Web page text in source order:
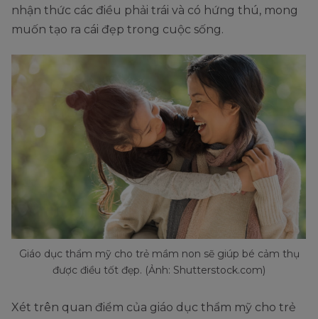
nhận thức các điều phải trái và có hứng thú, mong
muốn tạo ra cái đẹp trong cuộc sống.
Giáo dục thẩm mỹ cho trẻ mầm non sẽ giúp bé cảm thụ
được điều tốt đẹp. (Ảnh: Shutterstock.com)
Xét trên quan điểm của giáo dục thẩm mỹ cho trẻ